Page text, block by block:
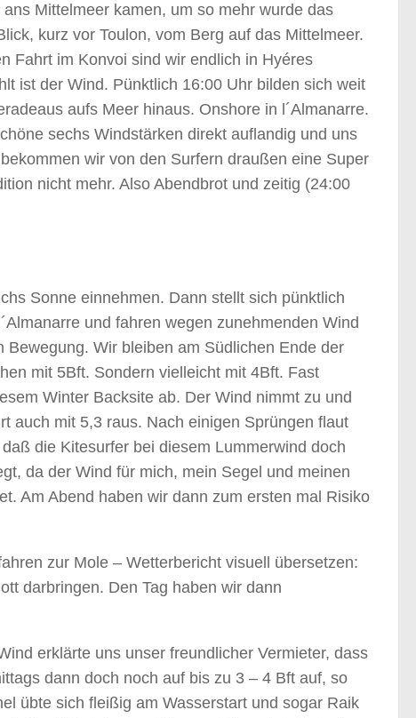
Mittelmeer kamen, um so mehr wurde das
kurz vor Toulon, vom Berg auf das Mittelmeer.
Fahrt im Konvoi sind wir endlich in Hyéres
ist der Wind. Pünktlich 16:00 Uhr bilden sich weit
aufs Meer hinaus. Onshore in l´Almanarre.
sechs Windstärken direkt auflandig und uns
wir von den Surfern draußen eine Super
nicht mehr. Also Abendbrot und zeitig (24:00
Sonne einnehmen. Dann stellt sich pünktlich
und fahren wegen zunehmenden Wind
Wir bleiben am Südlichen Ende der
mit 5Bft. Sondern vielleicht mit 4Bft. Fast
Winter Backsite ab. Der Wind nimmt zu und
auch mit 5,3 raus. Nach einigen Sprüngen flaut
die Kitesurfer bei diesem Lummerwind doch
da der Wind für mich, mein Segel und meinen
Am Abend haben wir dann zum ersten mal Risiko
zur Mole – Wetterbericht visuell übersetzen:
darbringen. Den Tag haben wir dann
erklärte uns unser freundlicher Vermieter, dass
dann doch noch auf bis zu 3 – 4 Bft auf, so
übte sich fleißig am Wasserstart und sogar Raik